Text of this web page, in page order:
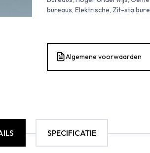
bureaus, Elektrische, Zit-sta
Algemene voorwaarden
SPECIFICATIE